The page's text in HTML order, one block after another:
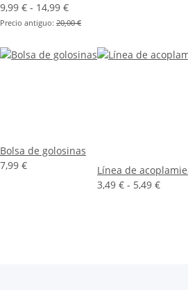
9,99 € - 14,99 €
Precio antiguo: 20,00 €
Bolsa de golosinas
7,99 €
Línea de
3,49 € - 5,49 €